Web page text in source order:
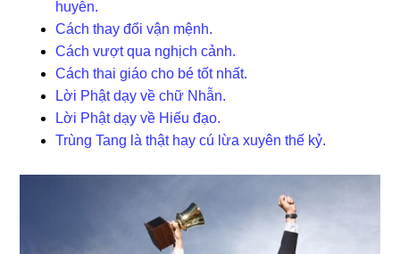
huyễn.
Cách thay đổi vận mệnh.
Cách vượt qua nghịch cảnh.
Cách thai giáo cho bé tốt nhất.
Lời Phật dạy về chữ Nhẫn.
Lời Phật dạy về Hiếu đạo.
Trùng Tang là thật hay cú lừa xuyên thế kỷ.